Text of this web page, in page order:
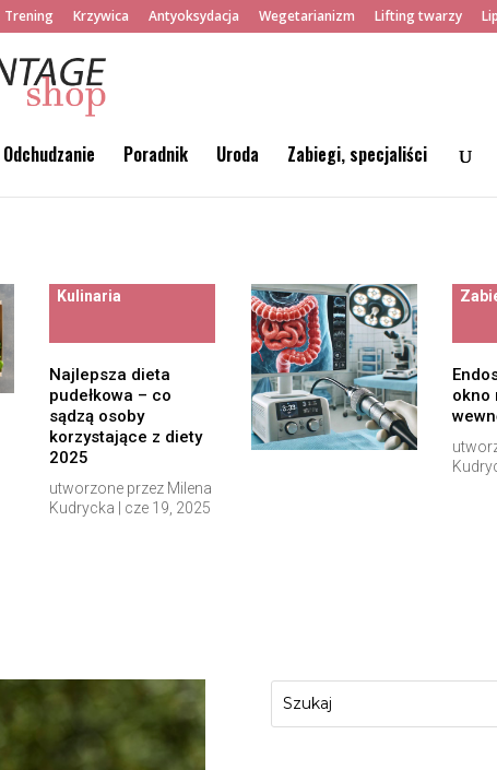
Trening Krzywica Antyoksydacja Wegetarianizm Lifting twarzy
Odchudzanie Poradnik Uroda Zabiegi, specjaliści
Kulinaria
Najlepsza dieta
pudełkowa – co
sądzą osoby
korzystające z diety
2025
utworzone przez Milena
Kudrycka
cze 19, 2025
okno